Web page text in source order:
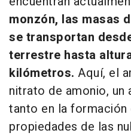
monzón, las masas
se transportan
terrestre hasta
kilómetros. Aquí, el
nitrato de amonio, un
tanto en la formación
propiedades de las